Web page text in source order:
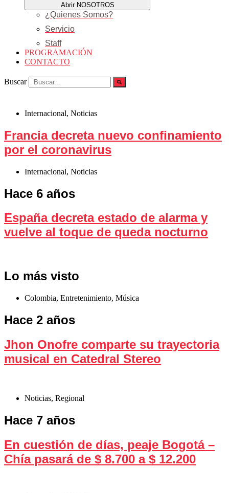
Abrir NOSOTROS
¿Quienes Somos?
Servicio
Staff
PROGRAMACIÓN
CONTACTO
Buscar
Internacional, Noticias
Francia decreta nuevo confinamiento
por el coronavirus
Internacional, Noticias
Hace 6 años
España decreta estado de alarma y
vuelve al toque de queda nocturno
Lo más visto
Colombia, Entretenimiento, Música
Hace 2 años
Jhon Onofre comparte su trayectoria
musical en Catedral Stereo
Noticias, Regional
Hace 7 años
En cuestión de días, peaje Bogotá –
Chía pasará de $ 8.700 a $ 12.200